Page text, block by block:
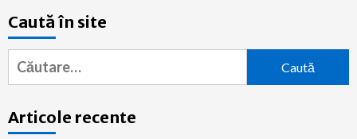
Caută în site
Caută
după:
Articole recente